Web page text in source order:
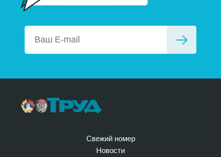
Свежий номер
Новости